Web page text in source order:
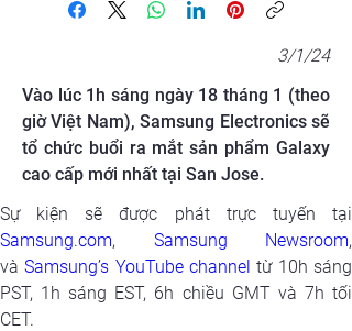
3/1/24
Vào lúc 1h sáng ngày 18 tháng 1 (theo
giờ Việt Nam), Samsung Electronics sẽ
tổ chức buổi ra mắt sản phẩm Galaxy
cao cấp mới nhất tại San Jose.
Samsung.com, Samsung Newsroom,
và Samsung’s YouTube channel từ 10h sáng
PST, 1h sáng EST, 6h chiều GMT và 7h tối
CET.